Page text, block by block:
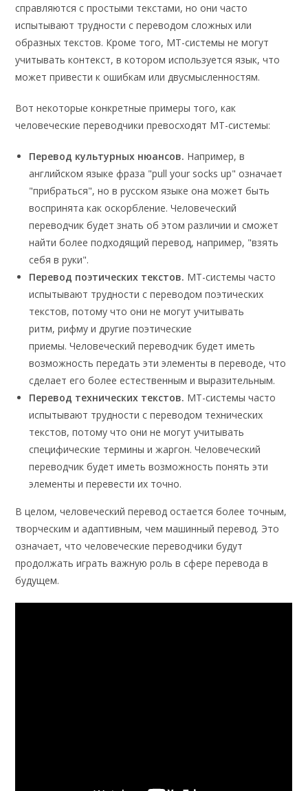
справляются с простыми текстами, но они часто
испытывают трудности с переводом сложных или
образных текстов. Кроме того, МТ-системы не могут
учитывать контекст, в котором используется язык, что
может привести к ошибкам или двусмысленностям.
Вот некоторые конкретные примеры того, как
человеческие переводчики превосходят МТ-системы:
Перевод культурных нюансов. Например, в
английском языке фраза "pull your socks up" означает
"прибраться", но в русском языке она может быть
воспринята как оскорбление. Человеческий
переводчик будет знать об этом различии и сможет
найти более подходящий перевод, например, "взять
себя в руки".
Перевод поэтических текстов. МТ-системы часто
испытывают трудности с переводом поэтических
текстов, потому что они не могут учитывать
ритм, рифму и другие поэтические
приемы. Человеческий переводчик будет иметь
возможность передать эти элементы в переводе, что
сделает его более естественным и выразительным.
Перевод технических текстов. МТ-системы часто
испытывают трудности с переводом технических
текстов, потому что они не могут учитывать
специфические термины и жаргон. Человеческий
переводчик будет иметь возможность понять эти
элементы и перевести их точно.
В целом, человеческий перевод остается более точным,
творческим и адаптивным, чем машинный перевод. Это
означает, что человеческие переводчики будут
продолжать играть важную роль в сфере перевода в
будущем.